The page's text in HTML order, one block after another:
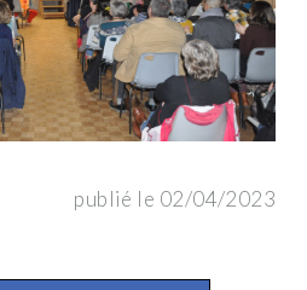
publié le 02/04/2023